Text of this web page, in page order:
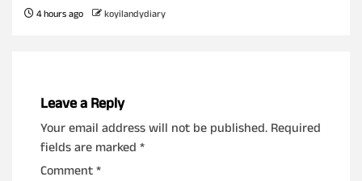
4 hours ago koyilandydiary
Leave a Reply
Your email address will not be published. Required
fields are marked *
Comment*